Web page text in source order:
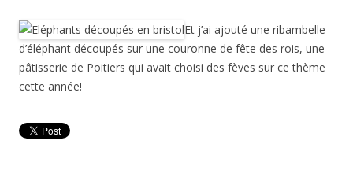
Et j’ai ajouté une ribambelle
d’éléphant découpés sur une couronne de fête des rois, une
pâtisserie de Poitiers qui avait choisi des fèves sur ce thème
cette année!